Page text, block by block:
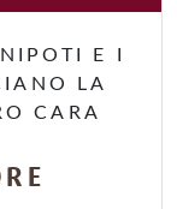
E I
LA
CARA